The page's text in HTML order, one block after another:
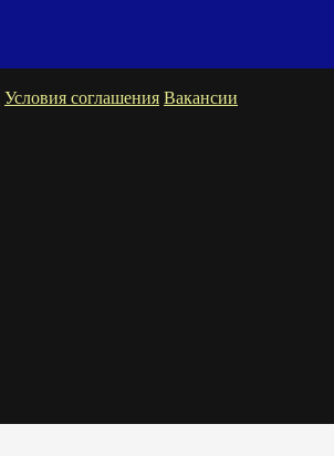
Условия соглашения Вакансии